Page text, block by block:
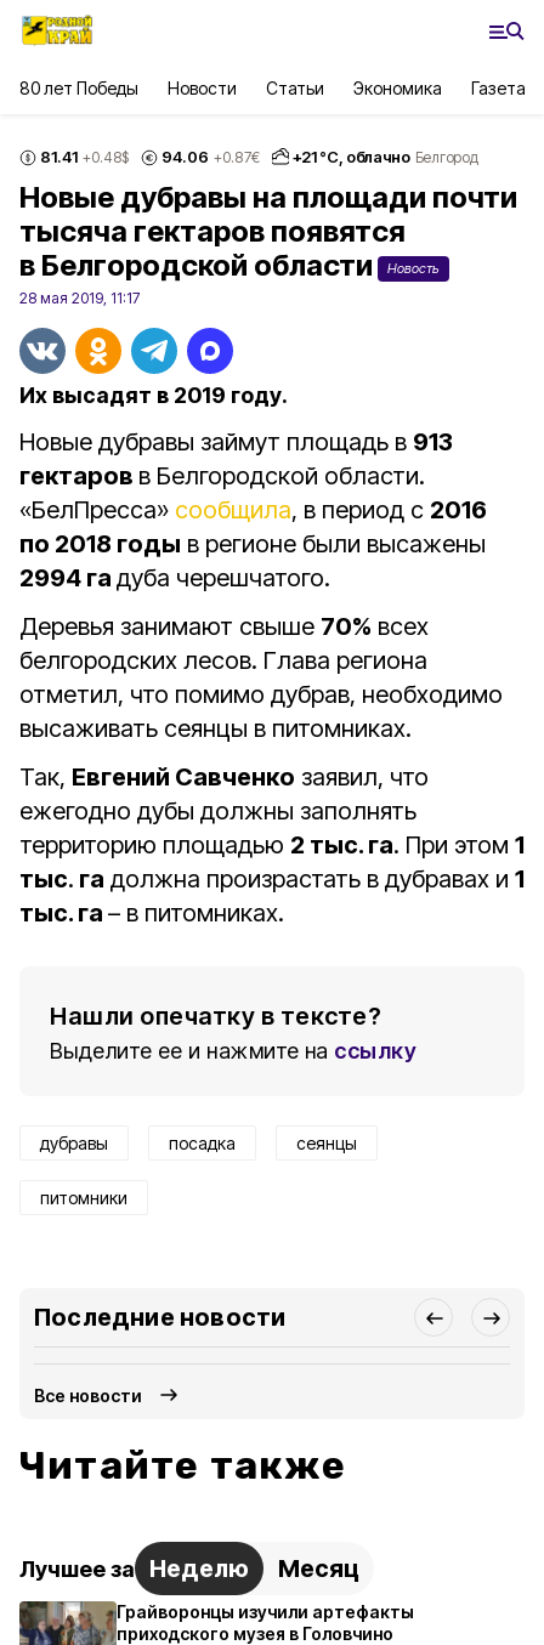
80 лет Победы Новости Статьи Экономика Газета
81.41 +0.48$ 94.06 +0.87€ +21°С, облачно Белгород
Новые дубравы на площади почти
тысяча гектаров появятся
в Белгородской области
Новость
28 мая 2019, 11:17
Их высадят в 2019 году.
Новые дубравы займут площадь в 913
гектаров в Белгородской области.
«БелПресса» сообщила, в период с 2016
по 2018 годы в регионе были высажены
2994 га дуба черешчатого.
Деревья занимают свыше 70% всех
белгородских лесов. Глава региона
отметил, что помимо дубрав, необходимо
высаживать сеянцы в питомниках.
Так, Евгений Савченко заявил, что
ежегодно дубы должны заполнять
территорию площадью 2 тыс. га. При этом 1
тыс. га должна произрастать в дубравах и 1
тыс. га – в питомниках.
Нашли опечатку в тексте?
Выделите ее и нажмите на ссылку
дубравы посадка сеянцы
питомники
Последние новости
Все новости
Читайте также
Лучшее за Неделю Месяц
Грайворонцы изучили артефакты
приходского музея в Головчино